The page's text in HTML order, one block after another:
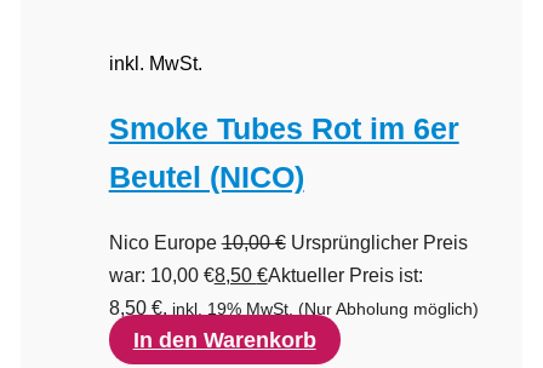
inkl. MwSt.
Smoke Tubes Rot im 6er
Beutel (NICO)
Nico Europe10,00€ Ursprünglicher Preis
war: 10,00 €8,50 €Aktueller Preis ist:
8,50 €. inkl. 19% MwSt. (Nur Abholung möglich)
In den Warenkorb